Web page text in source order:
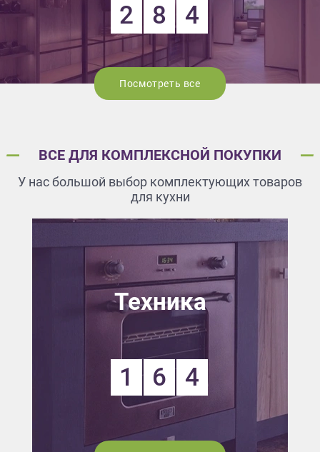
2 8 4
Посмотреть все
ВСЕ ДЛЯ КОМПЛЕКСНОЙ ПОКУПКИ
У нас большой выбор комплектующих товаров
для кухни
Техника
1 6 4